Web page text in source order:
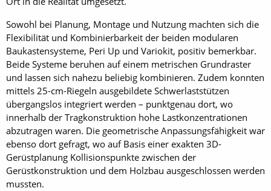
Sowohl bei Planung, Montage und Nutzung machten sich die
Flexibilität und Kombinierbarkeit der beiden modularen
Baukastensysteme, Peri Up und Variokit, positiv bemerkbar.
Beide Systeme beruhen auf einem metrischen Grundraster
und lassen sich nahezu beliebig kombinieren. Zudem konnten
mittels 25-cm-Riegeln ausgebildete Schwerlaststützen
übergangslos integriert werden – punktgenau dort, wo
innerhalb der Tragkonstruktion hohe Lastkonzentrationen
abzutragen waren. Die geometrische Anpassungsfähigkeit war
ebenso dort gefragt, wo auf Basis einer exakten 3D-
Gerüstplanung Kollisionspunkte zwischen der
Gerüstkonstruktion und dem Holzbau ausgeschlossen werden
mussten.